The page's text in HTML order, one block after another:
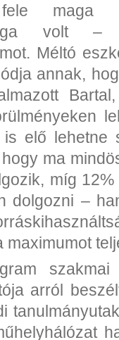
maga
volt –
Méltó
annak,
is elő lehetne
ma
míg
dolgozni –
arról